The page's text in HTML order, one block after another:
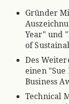
Gründer
Year" und
of
Des
einen
Business
Technical